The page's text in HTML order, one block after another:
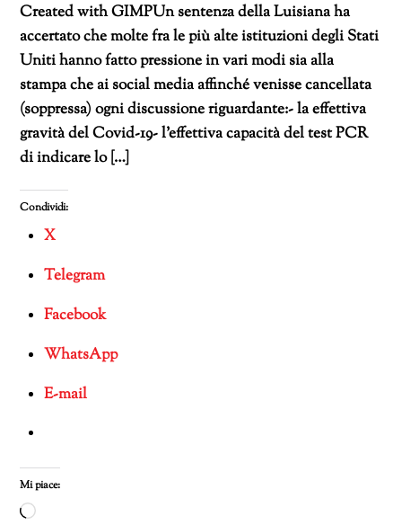
Created with GIMPUn sentenza della Luisiana ha
accertato che molte fra le più alte istituzioni degli Stati
Uniti hanno fatto pressione in vari modi sia alla
stampa che ai social media affinché venisse cancellata
(soppressa) ogni discussione riguardante:- la effettiva
gravità del Covid-19- l’effettiva capacità del test PCR
di indicare lo […]
Condividi:
X
Telegram
Facebook
WhatsApp
E-mail
Mi piace:
Caricamento